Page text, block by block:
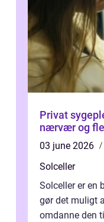
Privat sygepleje
nærvær og
03 june 2026
Solceller
Solceller er en
gør det muligt
omdanne den